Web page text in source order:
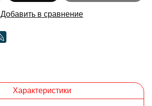
Добавить в сравнение
Характеристики